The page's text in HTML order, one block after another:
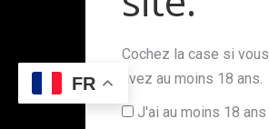
FR
Cochez la case si vous
avez au moins 18 ans.
J'ai au moins 18 ans